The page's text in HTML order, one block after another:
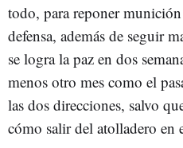
todo, para reponer
defensa, además de seguir
se logra la paz en dos
menos otro mes como el
las dos direcciones, salvo
cómo salir del atolladero en